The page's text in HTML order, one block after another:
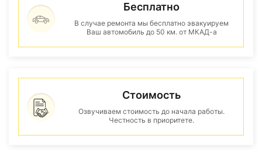
Бесплатно
В случае ремонта мы бесплатно эвакуируем
Ваш автомобиль до 50 км. от МКАД-а
Стоимость
Озвучиваем стоимость до начала работы.
Честность в приоритете.